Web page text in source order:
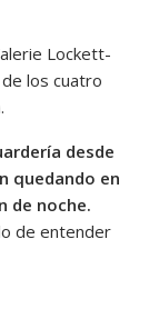
Lockett-
los cuatro
desde
quedando en
de noche.
de entender